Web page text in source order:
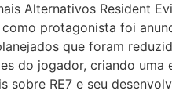
Alternativos Resident
protagonista foi
que foram
do jogador, criando
sobre RE7 e seu